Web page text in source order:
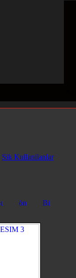
Sik Kullanilanlar